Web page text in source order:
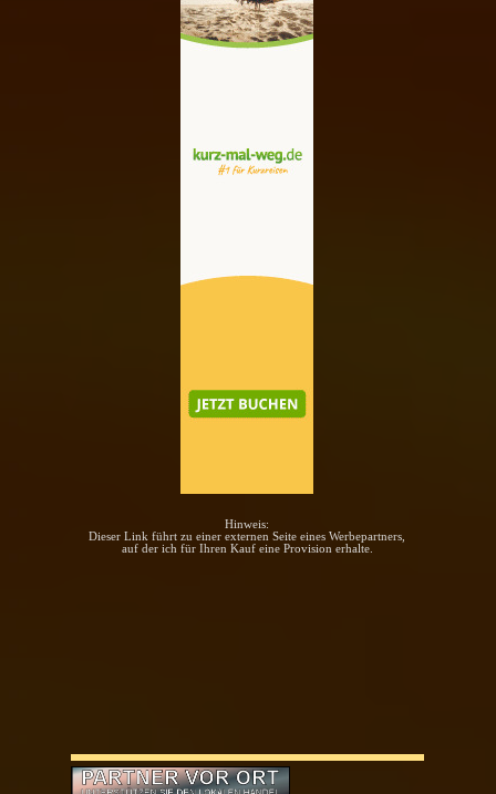
Menü überspringen
PARTNER VOR ORT
Hinweis:
Dieser Link führt zu einer externen Seite eines Werbepartners,
auf der ich für Ihren Kauf eine Provision erhalte.